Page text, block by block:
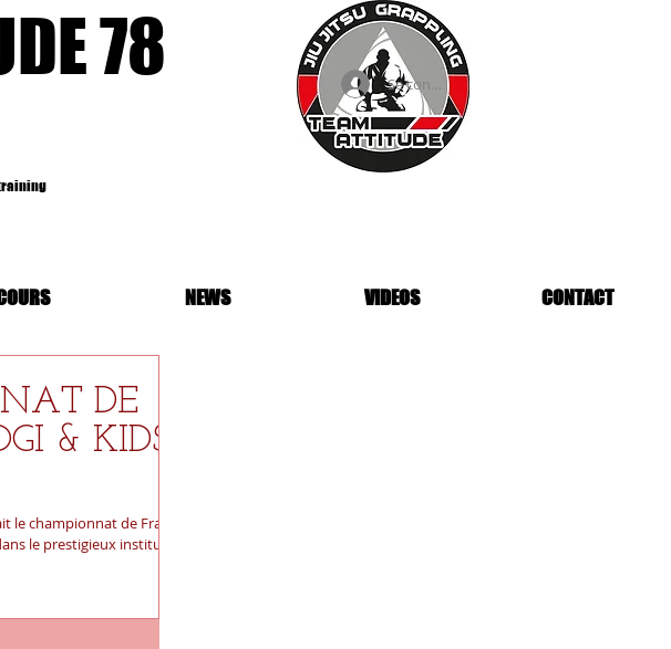
78 Se connecter
NEWS VIDEOS CONTACT
DE
& KIDS
le championnat de France
le prestigieux institut